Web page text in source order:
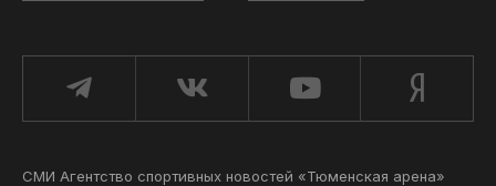
СМИ Агентство спортивных новостей «Тюменская арена»